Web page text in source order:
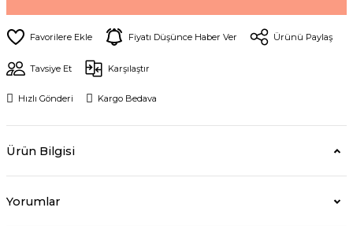
Fiyatı Düşünce Haber Ver Ürünü Paylaş
Tavsiye Et Karşılaştır
Hızlı Gönderi Kargo Bedava
Ürün Bilgisi
Yorumlar